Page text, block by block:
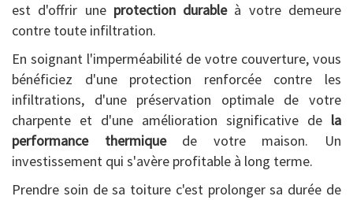
est d'offrir une protection durableà votre demeure
contre toute infiltration.
En soignant l'imperméabilité de votre couverture, vous
bénéficiez d'une protection renforcée contre les
infiltrations, d'une préservation optimale de votre
charpente et d'une amélioration significative de la
performance thermiquede votre maison. Un
investissement qui s'avère profitable à long terme.
Prendre soin de sa toiture c'est prolonger sa durée de